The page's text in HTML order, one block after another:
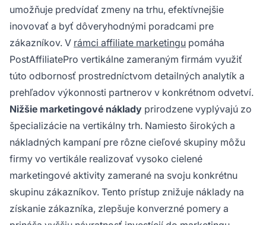
umožňuje predvídať zmeny na trhu, efektívnejšie
inovovať a byť dôveryhodnými poradcami pre
zákazníkov. V rámci affiliate marketingu pomáha
PostAffiliatePro vertikálne zameraným firmám využiť
túto odbornosť prostredníctvom detailných analytík a
prehľadov výkonnosti partnerov v konkrétnom odvetví.
Nižšie marketingové náklady prirodzene vyplývajú zo
špecializácie na vertikálny trh. Namiesto širokých a
nákladných kampaní pre rôzne cieľové skupiny môžu
firmy vo vertikále realizovať vysoko cielené
marketingové aktivity zamerané na svoju konkrétnu
skupinu zákazníkov. Tento prístup znižuje náklady na
získanie zákazníka, zlepšuje konverzné pomery a